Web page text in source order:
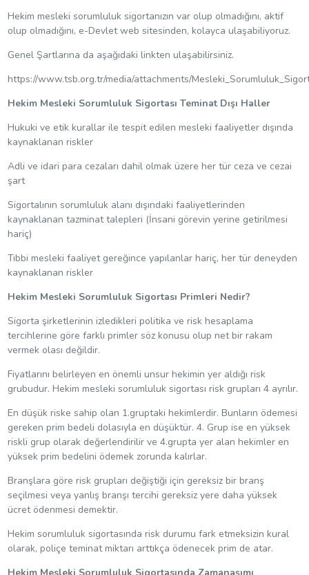
Hekim mesleki sorumluluk sigortanızın var olup olmadığını, aktif
olup olmadığını, e-Devlet web sitesinden, kolayca ulaşabiliyoruz.
Genel Şartlarına da aşağıdaki linkten ulaşabilirsiniz.
https://www.tsb.org.tr/media/attachments/
Hekim Mesleki Sorumluluk Sigortası Teminat Dışı Haller
Hukuki ve etik kurallar ile tespit edilen mesleki faaliyetler dışında
kaynaklanan riskler
Adli ve idari para cezaları dahil olmak üzere her tür ceza ve cezai
şart
Sigortalının sorumluluk alanı dışındaki faaliyetlerinden
kaynaklanan tazminat talepleri (İnsani görevin yerine getirilmesi
hariç)
Tıbbi mesleki faaliyet gereğince yapılanlar hariç, her tür deneyden
kaynaklanan riskler
Hekim Mesleki Sorumluluk Sigortası Primleri Nedir?
Sigorta şirketlerinin izledikleri politika ve risk hesaplama
tercihlerine göre farklı primler söz konusu olup net bir rakam
vermek olası değildir.
Fiyatlarını belirleyen en önemli unsur hekimin yer aldığı risk
grubudur. Hekim mesleki sorumluluk sigortası risk grupları 4 ayrılır.
En düşük riske sahip olan 1.gruptaki hekimlerdir. Bunların ödemesi
gereken prim bedeli dolasıyla en düşüktür. 4. Grup ise en yüksek
riskli grup olarak değerlendirilir ve 4.grupta yer alan hekimler en
yüksek prim bedelini ödemek zorunda kalırlar.
Branşlara göre risk grupları değiştiği için gereksiz bir branş
seçilmesi veya yanlış branşı tercihi gereksiz yere daha yüksek
ücret ödenmesi demektir.
Hekim sorumluluk sigortasında risk durumu fark etmeksizin kural
olarak, poliçe teminat miktarı arttıkça ödenecek prim de atar.